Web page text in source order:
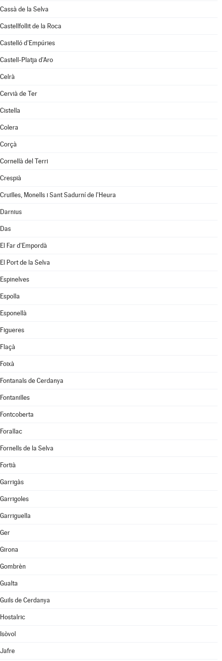
Cassà de la Selva
Castellfollit de la Roca
Castelló d'Empúries
Castell-Platja d'Aro
Celrà
Cervià de Ter
Cistella
Colera
Corçà
Cornellà del Terri
Crespià
Cruïlles, Monells i Sant Sadurní de l'Heura
Darnius
Das
El Far d'Empordà
El Port de la Selva
Espinelves
Espolla
Esponellà
Figueres
Flaçà
Foixà
Fontanals de Cerdanya
Fontanilles
Fontcoberta
Forallac
Fornells de la Selva
Fortià
Garrigàs
Garrigoles
Garriguella
Ger
Girona
Gombrèn
Gualta
Guils de Cerdanya
Hostalric
Isòvol
Jafre